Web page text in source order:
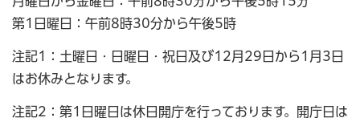
第1日曜日：午前8時30分から午後5時
注記1：土曜日・日曜日・祝日及び12月29日から1月3日
はお休みとなります。
注記2：第1日曜日は休日開庁を行っております。開庁日は